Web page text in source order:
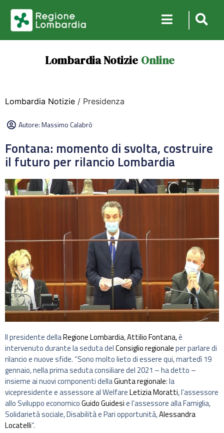
Lombardia Notizie Online
Lombardia Notizie / Presidenza
Autore:Massimo Calabrò
Fontana: momento di svolta, costruire
il futuro per rilancio Lombardia
Il presidente dellaRegione Lombardia,Attilio Fontana,è
intervenuto durante la seduta delConsiglio regionaleper parlare di
rilancio e nuove sfide. “Sono molto lieto di essere qui, martedì 19
gennaio, nella prima seduta consiliare del 2021 – ha detto –
insieme ai nuovi componenti dellaGiunta regionale: la
vicepresidente e assessore al WelfareLetizia Moratti, l’assessore
allo Sviluppo economicoGuido Guidesie l’assessore alla Famiglia,
Solidarietà sociale, Disabilità e Pari opportunità,Alessandra
Locatelli“.